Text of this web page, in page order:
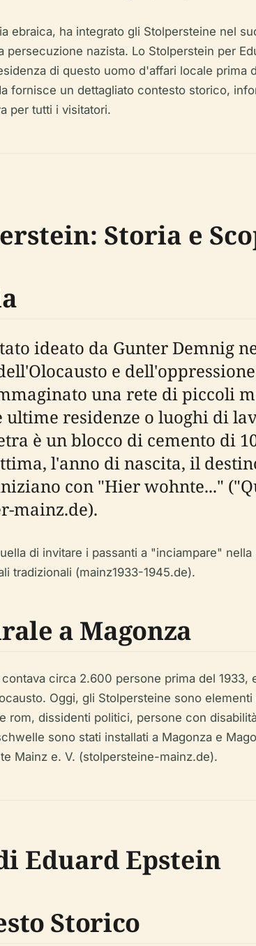
ebraica, ha integrato gli Stolpersteine nel
nazista. Lo Stolperstein per
di questo uomo d'affari locale
fornisce un dettagliato contesto storico,
per tutti i visitatori.
Storia e
ideato da Gunter Demnig
e
una rete di piccoli
residenze o luoghi di
è un blocco di cemento di
l'anno di nascita, il
con "Hier wohnte..."
mainz.de).
di invitare i passanti a "inciampare"
tradizionali (mainz1933-1945.de).
a Magonza
circa 2.600 persone prima del
Oggi, gli Stolpersteine sono
rom, dissidenti politici, persone con
sono stati installati a Magonza e
Mainz e. V. (stolpersteine-mainz.de).
Eduard Epstein
Storico